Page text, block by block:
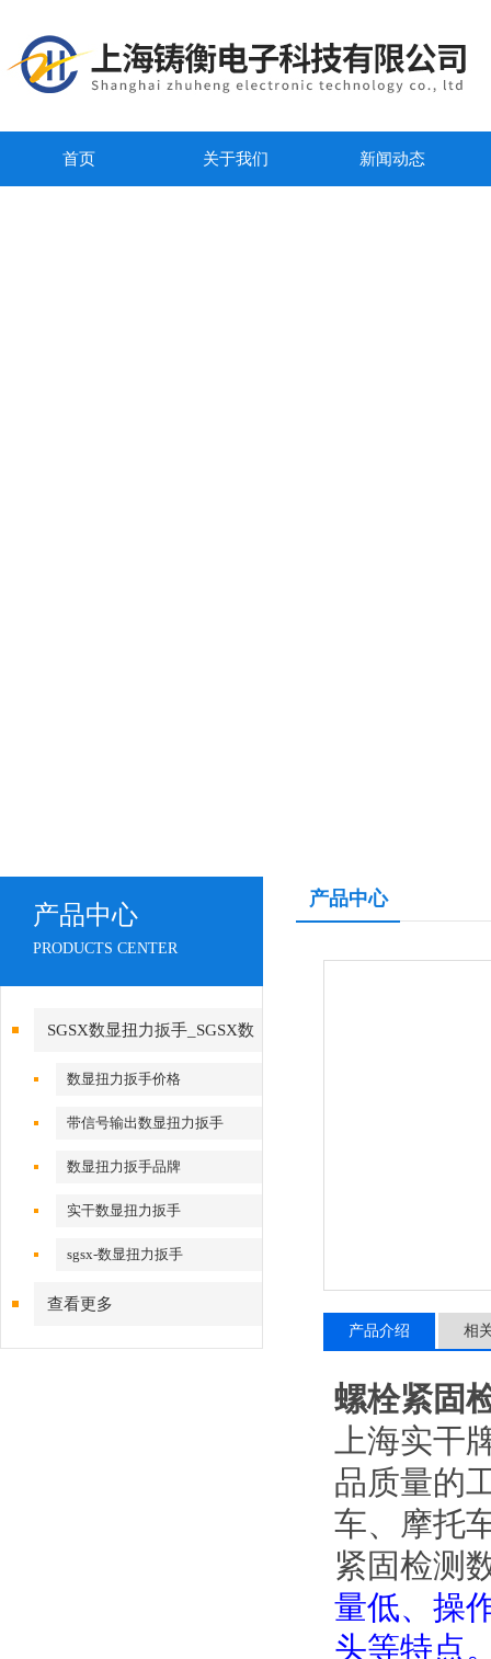
首页 关于我们 新闻动态
产品中心
PRODUCTS CENTER
SGSX数显扭力扳手_SGSX数
显扭力扳手
数显扭力扳手价格
带信号输出数显扭力扳手
数显扭力扳手品牌
实干数显扭力扳手
sgsx-数显扭力扳手
查看更多
产品中心
产品介绍 相
螺栓紧固
上海实干
品质量的
车、摩托
紧固检测
量低、操
头等特点